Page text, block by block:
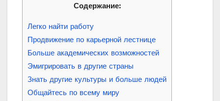
Содержание:
Легко найти работу
Продвижение по карьерной лестнице
Больше академических возможностей
Эмигрировать в другие страны
Знать другие культуры и больше людей
Общайтесь по всему миру